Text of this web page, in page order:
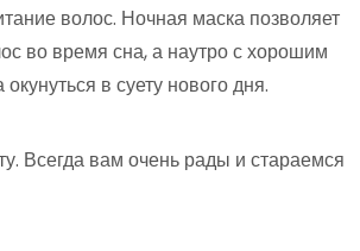
волос. Ночная маска позволяет
во время сна, а наутро с хорошим
в суету нового дня.
Всегда вам очень рады и стараемся